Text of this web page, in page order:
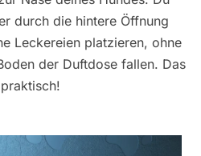
durch die hintere Öffnung
Leckereien platzieren, ohne
der Duftdose fallen. Das